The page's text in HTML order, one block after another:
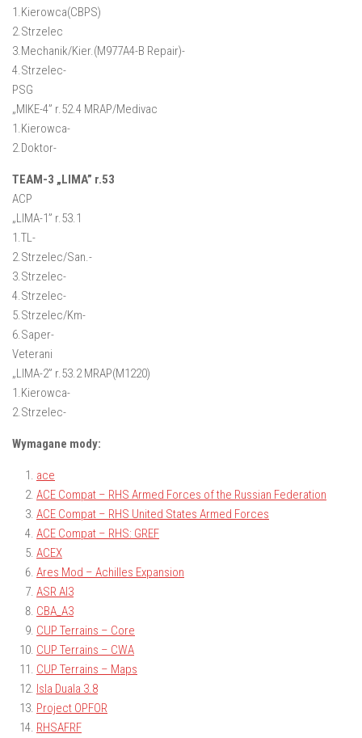
1.Kierowca(CBPS)
2.Strzelec
3.Mechanik/Kier.(M977A4-B Repair)-
4.Strzelec-
PSG
„MIKE-4” r.52.4 MRAP/Medivac
1.Kierowca-
2.Doktor-
TEAM-3 „LIMA” r.53
ACP
„LIMA-1” r.53.1
1.TL-
2.Strzelec/San.-
3.Strzelec-
4.Strzelec-
5.Strzelec/Km-
6.Saper-
Veterani
„LIMA-2” r.53.2MRAP(M1220)
1.Kierowca-
2.Strzelec-
Wymagane mody:
ace
ACE Compat – RHS Armed Forces of the Russian Federation
ACE Compat – RHS United States Armed Forces
ACE Compat – RHS: GREF
ACEX
Ares Mod – Achilles Expansion
ASR AI3
CBA_A3
CUP Terrains – Core
CUP Terrains – CWA
CUP Terrains – Maps
Isla Duala 3.8
Project OPFOR
RHSAFRF